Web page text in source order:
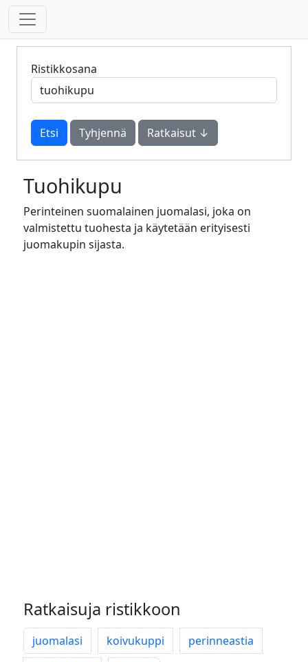
Ristikkosana
Tyhjennä Ratkaisut ↓
Tuohikupu
Perinteinen suomalainen juomalasi, joka on
valmistettu tuohesta ja käytetään erityisesti
juomakupin sijasta.
Ratkaisuja ristikkoon
juomalasi koivukuppi
perinneastia